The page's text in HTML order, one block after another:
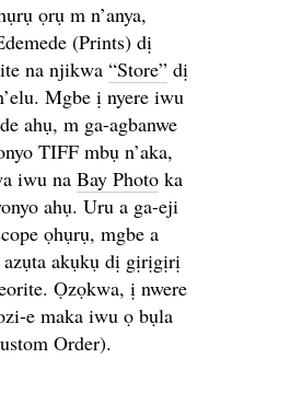
ọrụ m n’anya,
(Prints) dị
na njikwa “Store” dị
Mgbe ị nyere iwu
ahụ, m ga-agbanwe
TIFF mbụ n’aka,
iwu na Bay Photo ka
ahụ. Uru a ga-eji
ọhụrụ, mgbe a
azụta akụkụ dị gịrịgịrị
Ọzọkwa, ị nwere
e maka iwu ọ bụla
Order).